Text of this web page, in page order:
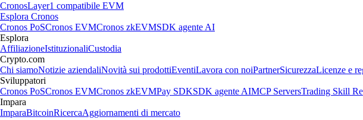
CronosLayer1 compatibile EVM
Esplora Cronos
Cronos PoSCronos EVMCronos zkEVMSDK agente AI
Esplora
AffiliazioneIstituzionaliCustodia
Crypto.com
Chi siamoNotizie aziendaliNovità sui prodottiEventiLavora con noiPartnerSicurezzaLicenze e
Sviluppatori
Cronos PoSCronos EVMCronos zkEVMPay SDKSDK agente AIMCP ServersTrading Skill
Impara
ImparaBitcoinRicercaAggiornamenti di mercato